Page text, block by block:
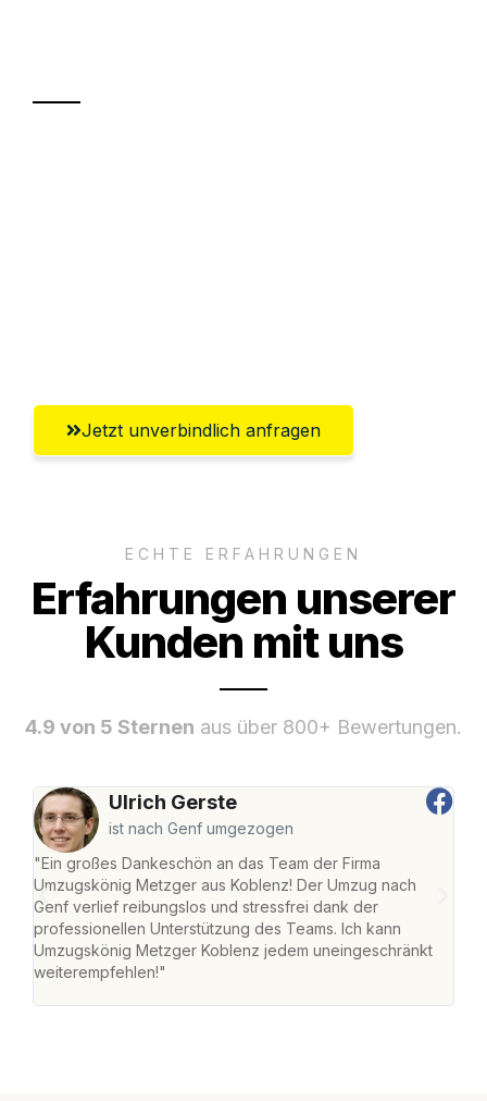
Jetzt unverbindlich anfragen
ECHTE ERFAHRUNGEN
Erfahrungen unserer
Kunden mit uns
4.9 von 5 Sternen aus über 800+ Bewertungen.
Ulrich Gerste
ist nach Genf umgezogen
"Ein großes Dankeschön an das Team der Firma
Umzugskönig Metzger aus Koblenz! Der Umzug nach
Genf verlief reibungslos und stressfrei dank der
professionellen Unterstützung des Teams. Ich kann
Umzugskönig Metzger Koblenz jedem uneingeschränkt
weiterempfehlen!"